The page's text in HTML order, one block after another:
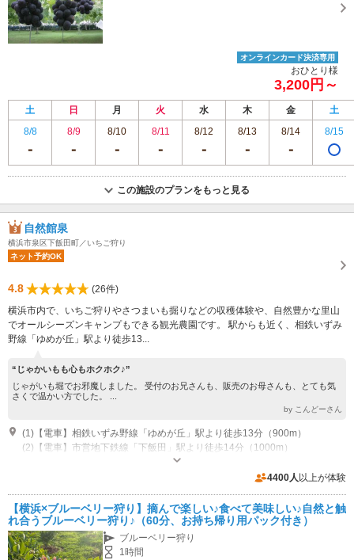
オンラインカード決済専用
おひとり様
3,200円～
土 日 月 火 水 木 金
土
8/8
8/9 8/10 8/11 8/12 8/13 8/14 8/15
この施設のプランをもっと見る
自然館泉
横浜市泉区下飯田町／いちご狩り
ネット予約OK
4.8
(26件)
横浜市内で、いちご狩りやさつまいも掘りなどの収穫体験や、自然豊かな里山
でオールシーズンキャンプもできる観光農園です。 駅からも近く、相鉄いずみ
野線「ゆめが丘」駅より徒歩13...
“じゃかいもも心もホクホク♪”
じゃがいも堀でお邪魔しました。 受付のお兄さんも、販売のお母さんも、とても気
さくで温かい方でした。 ...
by こんどーさん
(1)【電車】相鉄いずみ野線「ゆめが丘」駅より徒歩13分（900m）
(2)【電車】市営地下鉄線「下飯田」駅より徒歩14分（1000m）
専用駐車場あり（無料）5台 直売所の横と道向こうにあります。
4400人 以上が体験
【横浜×ブルーベリー狩り】摘んで楽しい♪食べて美味しい♪自然と触
れ合うブルーベリー狩り♪（60分、お持ち帰り用パック付き）
ブルーベリー狩り
1時間